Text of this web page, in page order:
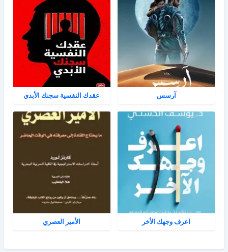
آرسس عقدك النفسية سجنك الأبدي
اعرف وجهك الأخر الأمير العصري